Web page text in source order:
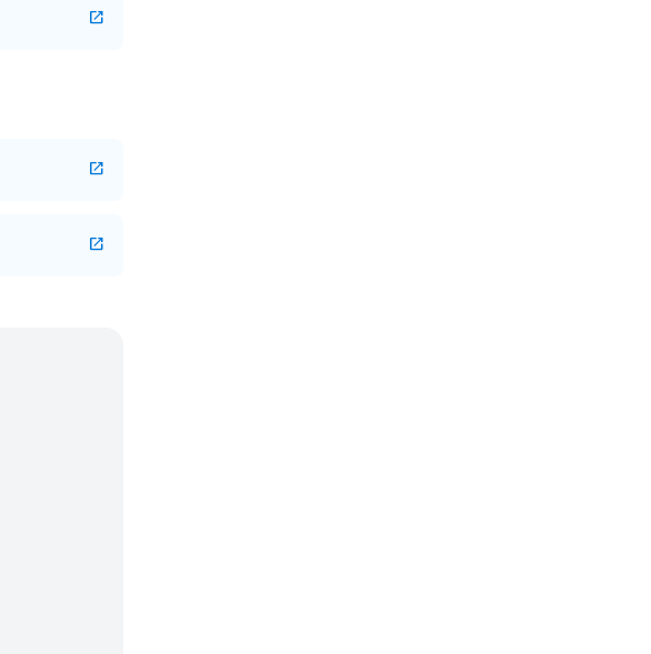
open_in_new
open_in_new
open_in_new